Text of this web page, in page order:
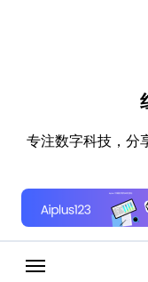
专注数字科技，分